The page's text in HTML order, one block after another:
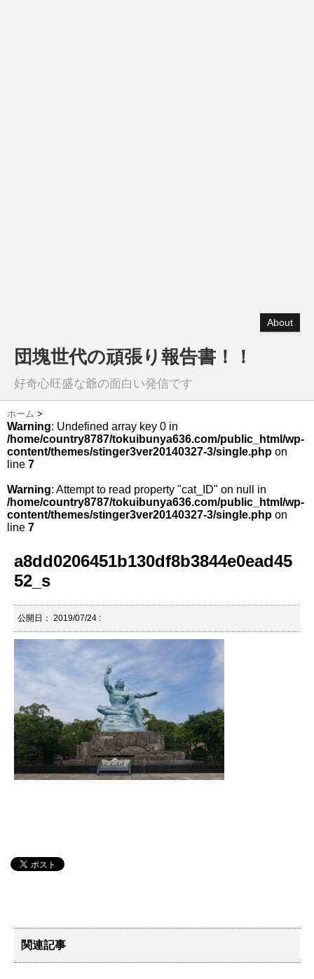
About
団塊世代の頑張り報告書！！
好奇心旺盛な爺の面白い発信です
ホーム >
Warning: Undefined array key 0 in
/home/country8787/tokuibunya636.com/public_html/wp-
content/themes/stinger3ver20140327-3/single.php on
line 7
Warning: Attempt to read property "cat_ID" on null in
/home/country8787/tokuibunya636.com/public_html/wp-
content/themes/stinger3ver20140327-3/single.php on
line 7
a8dd0206451b130df8b3844e0ead45
52_s
公開日： 2019/07/24 :
関連記事